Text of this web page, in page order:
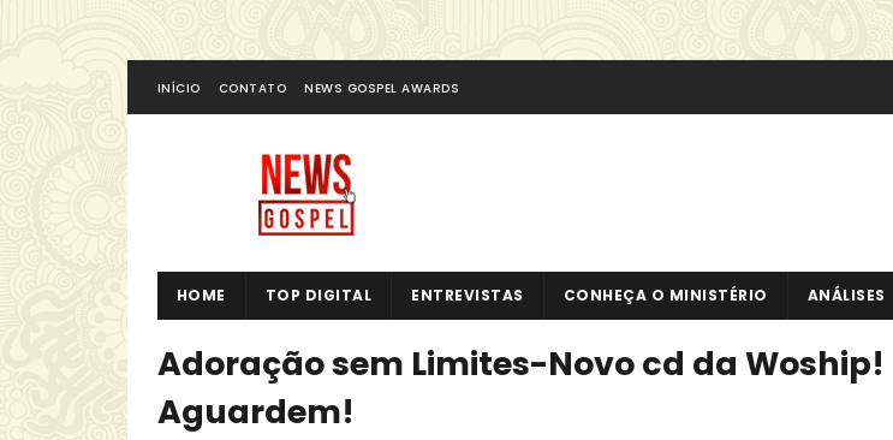
INÍCIO CONTATO NEWS GOSPEL AWARDS
HOME TOP DIGITAL ENTREVISTAS CONHEÇA O MINISTÉRIO ANÁLISES
Adoração sem Limites-Novo cd da Woship!
Aguardem!